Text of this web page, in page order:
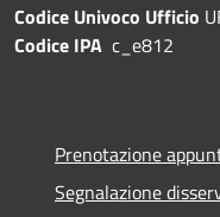
Codice Univoco Ufficio
Codice IPA c_e812
Prenotazione
Segnalazione